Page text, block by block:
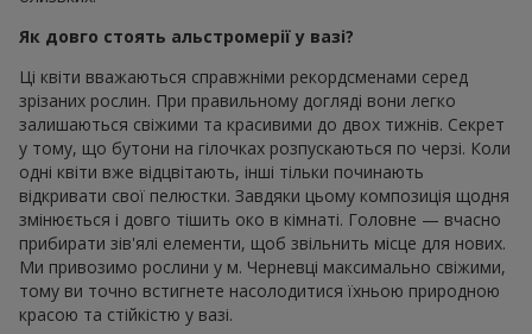
Як довго стоять альстромерії у вазі?
Ці квіти вважаються справжніми рекордсменами серед
зрізаних рослин. При правильному догляді вони легко
залишаються свіжими та красивими до двох тижнів. Секрет
у тому, що бутони на гілочках розпускаються по черзі. Коли
одні квіти вже відцвітають, інші тільки починають
відкривати свої пелюстки. Завдяки цьому композиція щодня
змінюється і довго тішить око в кімнаті. Головне — вчасно
прибирати зів'ялі елементи, щоб звільнить місце для нових.
Ми привозимо рослини у м. Черневці максимально свіжими,
тому ви точно встигнете насолодитися їхньою природною
красою та стійкістю у вазі.